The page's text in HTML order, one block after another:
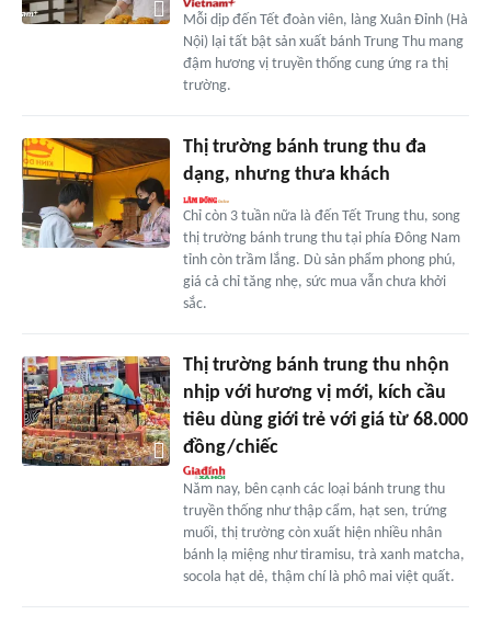
Mỗi dịp đến Tết đoàn viên, làng Xuân Đỉnh (Hà
Nội) lại tất bật sản xuất bánh Trung Thu mang
đậm hương vị truyền thống cung ứng ra thị
trường.
Thị trường bánh trung thu đa
dạng, nhưng thưa khách
Chỉ còn 3 tuần nữa là đến Tết Trung thu, song
thị trường bánh trung thu tại phía Đông Nam
tỉnh còn trầm lắng. Dù sản phẩm phong phú,
giá cả chỉ tăng nhẹ, sức mua vẫn chưa khởi
sắc.
Thị trường bánh trung thu nhộn
nhịp với hương vị mới, kích cầu
tiêu dùng giới trẻ với giá từ 68.000
đồng/chiếc
Năm nay, bên cạnh các loại bánh trung thu
truyền thống như thập cẩm, hạt sen, trứng
muối, thị trường còn xuất hiện nhiều nhân
bánh lạ miệng như tiramisu, trà xanh matcha,
socola hạt dẻ, thậm chí là phô mai việt quất.